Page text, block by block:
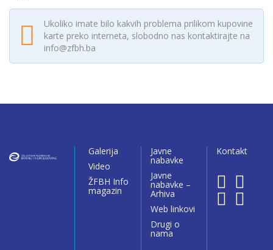
Ukoliko imate bilo kakvih problema prilikom kupovine
karte preko interneta, slobodno nas kontaktirajte na
info@zfbh.ba
Galerija
Video
ŽFBH Info
magazin
Javne
nabavke
Javne
nabavke –
Arhiva
Web linkovi
Drugi o
nama
Kontakt